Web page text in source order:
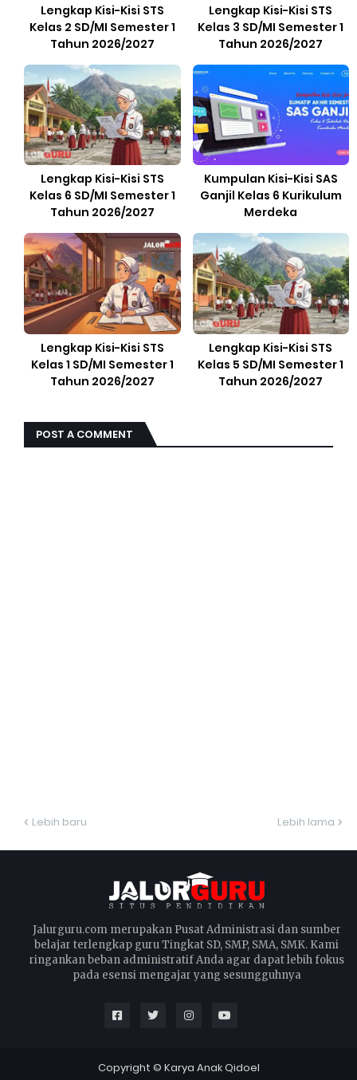
Lengkap Kisi-Kisi STS
Kelas 2 SD/MI Semester 1
Tahun 2026/2027
Lengkap Kisi-Kisi STS
Kelas 3 SD/MI Semester 1
Tahun 2026/2027
Lengkap Kisi-Kisi STS
Kelas 6 SD/MI Semester 1
Tahun 2026/2027
Kumpulan Kisi-Kisi SAS
Ganjil Kelas 6 Kurikulum
Merdeka
Lengkap Kisi-Kisi STS
Kelas 1 SD/MI Semester 1
Tahun 2026/2027
Lengkap Kisi-Kisi STS
Kelas 5 SD/MI Semester 1
Tahun 2026/2027
POST A COMMENT
Lebih baru Lebih lama
Jalurguru.com merupakan Pusat Administrasi dan sumber
belajar terlengkap guru Tingkat SD, SMP, SMA, SMK. Kami
ringankan beban administratif Anda agar dapat lebih fokus
pada esensi mengajar yang sesungguhnya
Copyright © Karya Anak Qidoel